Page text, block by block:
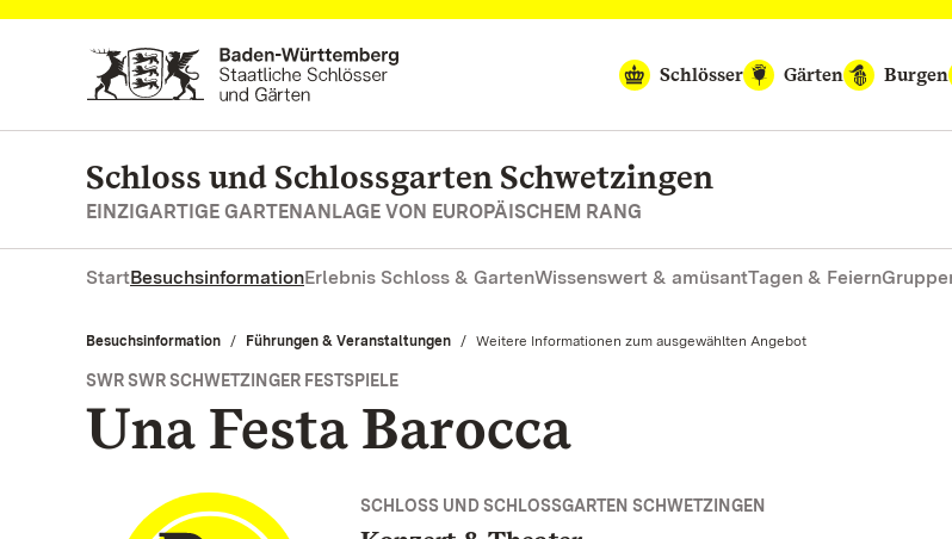
Zum Hauptinhalt springen
Schlösser
Gärten Burgen
Schloss und Schlossgarten Schwetzingen
EINZIGARTIGE GARTENANLAGE VON EUROPÄISCHEM RANG
StartBesuchsinformationErlebnis Schloss & GartenWissenswert & amüsantTagen & Feiern
Besuchsinformation Führungen & Veranstaltungen Aktuell:
Weitere Informationen zum ausgewählten Angebot
SWR SWR SCHWETZINGER FESTSPIELE
Una Festa Barocca
SCHLOSS UND SCHLOSSGARTEN SCHWETZINGEN